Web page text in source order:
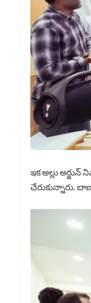
ఇక అల్లు
చేరుకున్నారు.